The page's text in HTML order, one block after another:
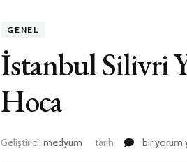
GENEL
İstanbul Silivri
Hoca
Geliştirici: medyum tarih
İstanbul
bir yorum